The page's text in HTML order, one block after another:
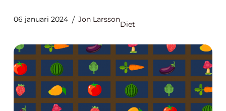
06 januari 2024 Jon Larsson
Diet